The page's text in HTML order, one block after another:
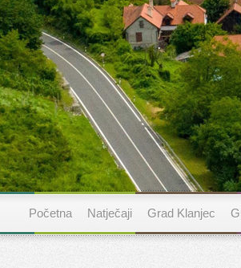
Početna Natječaji Grad Klanjec